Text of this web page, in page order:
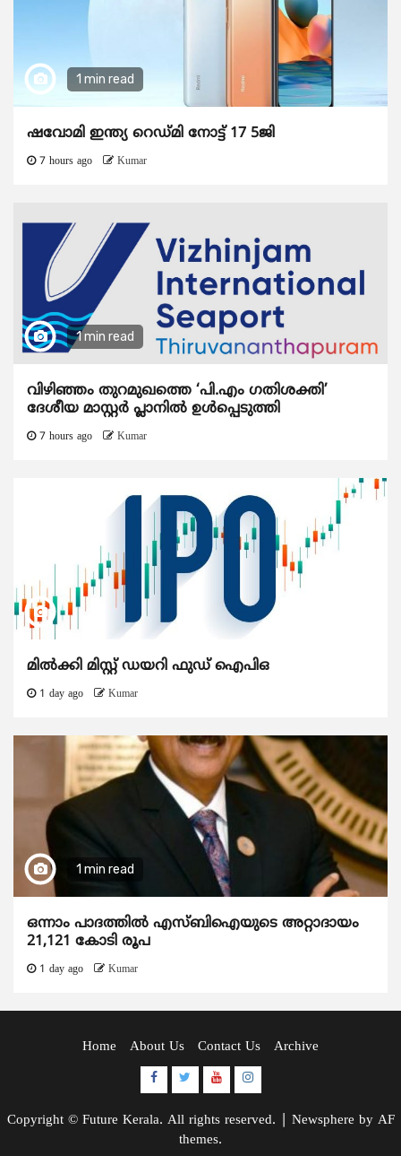
1 min read
ഷവോമി ഇന്ത്യ റെഡ്മി നോട്ട് 17 5ജി
7 hours ago Kumar
1 min read
വിഴിഞ്ഞം തുറമുഖത്തെ ‘പി.എം ഗതിശക്തി’
ദേശീയ മാസ്റ്റർ പ്ലാനിൽ ഉൾപ്പെടുത്തി
7 hours ago Kumar
മിൽക്കി മിസ്റ്റ് ഡയറി ഫുഡ് ഐപിഒ
1 day ago Kumar
1 min read
ഒന്നാം പാദത്തിൽ എസ്ബിഐയുടെ അറ്റാദായം
21,121 കോടി രൂപ
1 day ago Kumar
Home About Us Contact Us Archive
Facebook
TwitterYoutubeInstagram
Copyright © Future Kerala. All rights reserved. Newsphere by AF
themes.